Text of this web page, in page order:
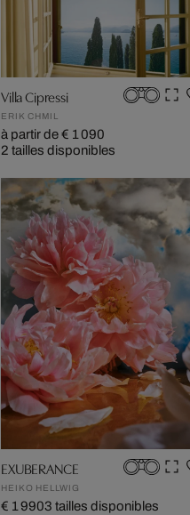
Villa Cipressi
ERIK CHMIL
à partir de € 1 090
2 tailles disponibles
EXUBERANCE
HEIKO HELLWIG
€ 1 9903 tailles disponibles